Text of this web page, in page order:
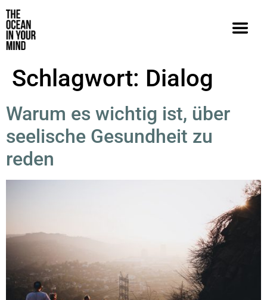
Schlagwort: Dialog
Warum es wichtig ist, über
seelische Gesundheit zu
reden